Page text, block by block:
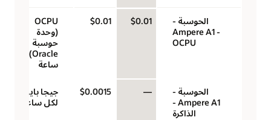
الحوسبة -
Ampere A1 -
OCPU
$0.01
$0.01
‏‫OCPU
(وحدة
حوسبة
ساعة
الحوسبة -
Ampere A1 -
الذاكرة
—
$0.0015
جيجا بايت
لكل ساعة